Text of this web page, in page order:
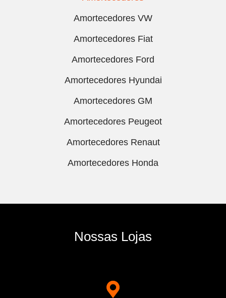
Amortecedores VW
Amortecedores Fiat
Amortecedores Ford
Amortecedores Hyundai
Amortecedores GM
Amortecedores Peugeot
Amortecedores Renaut
Amortecedores Honda
Nossas Lojas